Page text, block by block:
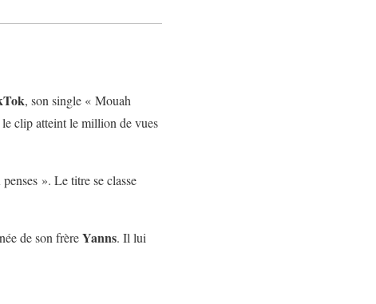
, son single « Mouah
clip atteint le million de vues
». Le titre se classe
de son frèreYanns. Il lui